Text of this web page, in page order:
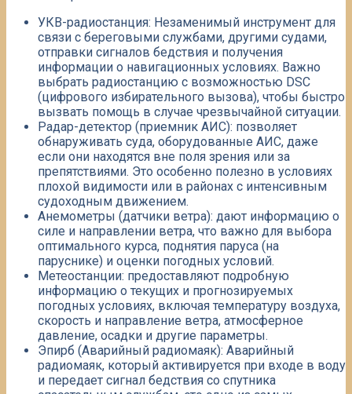
УКВ-радиостанция: Незаменимый инструмент для
связи с береговыми службами, другими судами,
отправки сигналов бедствия и получения
информации о навигационных условиях.​ Важно
выбрать радиостанцию ​​с возможностью DSC
(цифрового избирательного вызова), чтобы быстро
вызвать помощь в случае чрезвычайной ситуации.​
Радар-детектор (приемник АИС): позволяет
обнаруживать суда, оборудованные АИС, даже
если они находятся вне поля зрения или за
препятствиями. ​Это особенно полезно в условиях
плохой видимости или в районах с интенсивным
судоходным движением.​
Анемометры (датчики ветра): дают информацию о
силе и направлении ветра, что важно для выбора
оптимального курса, поднятия паруса (на
паруснике) и оценки погодных условий.​
Метеостанции: предоставляют подробную
информацию о текущих и прогнозируемых
погодных условиях, включая температуру воздуха,
скорость и направление ветра, атмосферное
давление, осадки и другие параметры.​
Эпирб (Аварийный радиомаяк): Аварийный
радиомаяк, который активируется при входе в воду
и передает сигнал бедствия со спутника